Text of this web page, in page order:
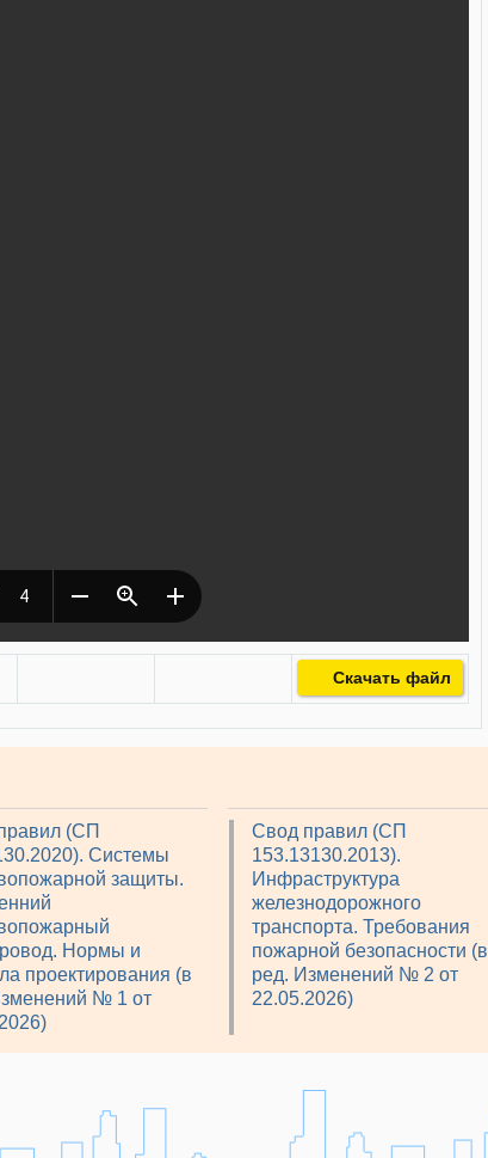
Скачать файл
(СП
Системы
защиты.
Нормы и
проектирования (в
№ 1 от
Свод правил (СП
153.13130.2013).
Инфраструктура
железнодорожного
транспорта. Требования
пожарной безопасности (в
ред. Изменений № 2 от
22.05.2026)